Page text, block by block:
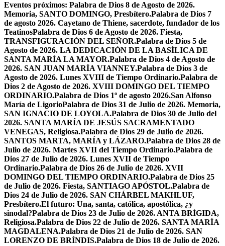
Eventos próximos: Palabra de Dios 8 de Agosto de 2026.
Memoria, SANTO DOMINGO, Presbítero.Palabra de Dios 7
de agosto 2026. Cayetano de Thiene, sacerdote, fundador de los
TeatinosPalabra de Dios 6 de Agosto de 2026. Fiesta,
TRANSFIGURACIÓN DEL SEÑOR.Palabra de Dios 5 de
Agosto de 2026. LA DEDICACIÓN DE LA BASÍLICA DE
SANTA MARÍA LA MAYOR.Palabra de Dios 4 de Agosto de
2026. SAN JUAN MARÍA VIANNEY.Palabra de Dios 3 de
Agosto de 2026. Lunes XVIII de Tiempo Ordinario.Palabra de
Dios 2 de Agosto de 2026. XVIII DOMINGO DEL TIEMPO
ORDINARIO.Palabra de Dios 1º de agosto 2026.San Alfonso
María de LigorioPalabra de Dios 31 de Julio de 2026. Memoria,
SAN IGNACIO DE LOYOLA.Palabra de Dios 30 de Julio del
2026. SANTA MARÍA DE JESÚS SACRAMENTADO
VENEGAS, Religiosa.Palabra de Dios 29 de Julio de 2026.
SANTOS MARTA, MARÍA y LÁZARO.Palabra de Dios 28 de
Julio de 2026. Martes XVII del Tiempo Ordinario.Palabra de
Dios 27 de Julio de 2026. Lunes XVII de Tiempo
Ordinario.Palabra de Dios 26 de Julio de 2026. XVII
DOMINGO DEL TIEMPO ORDINARIO.Palabra de Dios 25
de Julio de 2026. Fiesta, SANTIAGO APÓSTOL.Palabra de
Dios 24 de Julio de 2026. SAN CHÁRBEL MAKHLUF,
Presbítero.El futuro: Una, santa, católica, apostólica, ¿y
sinodal?Palabra de Dios 23 de Julio de 2026. ANTA BRÍGIDA,
Religiosa.Palabra de Dios 22 de Julio de 2026. SANTA MARÍA
MAGDALENA.Palabra de Dios 21 de Julio de 2026. SAN
LORENZO DE BRÍNDIS.Palabra de Dios 18 de Julio de 2026.